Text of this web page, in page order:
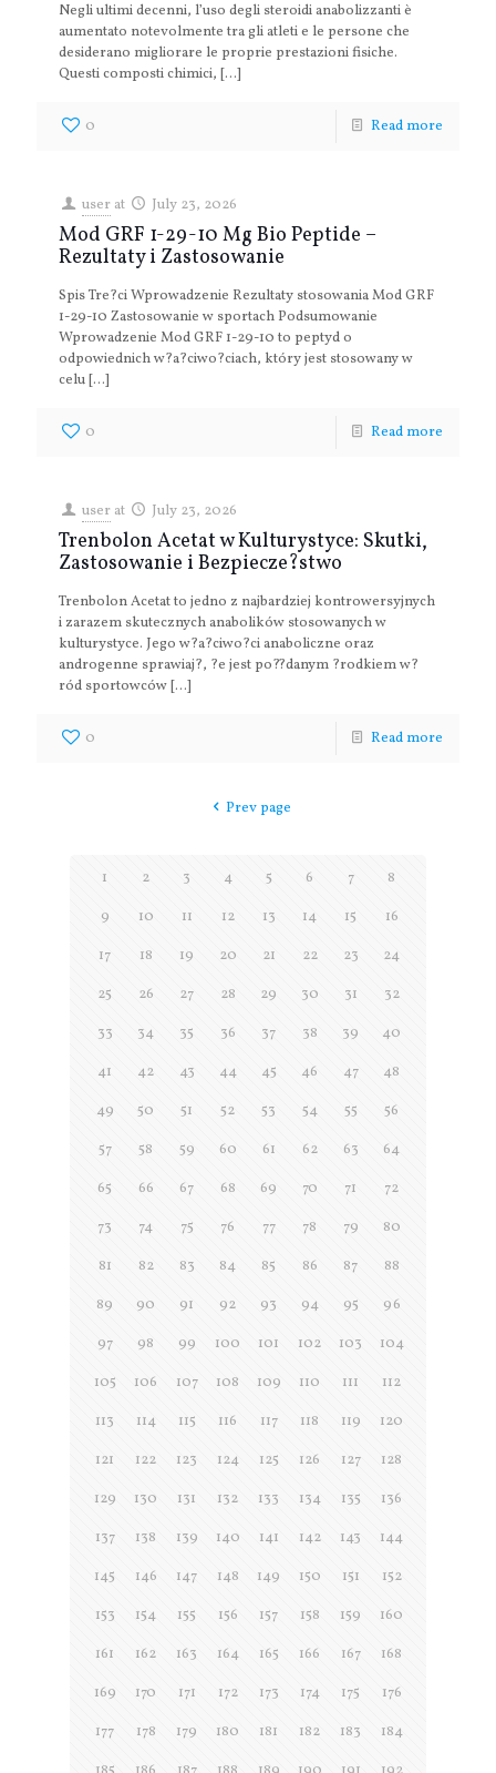
Negli ultimi decenni, l’uso degli steroidi anabolizzanti è
aumentato notevolmente tra gli atleti e le persone che
desiderano migliorare le proprie prestazioni fisiche.
Questi composti chimici, […]
0 Read more
user at July 23, 2026
Mod GRF 1-29-10 Mg Bio Peptide –
Rezultaty i Zastosowanie
Spis Tre?ci Wprowadzenie Rezultaty stosowania Mod GRF
1-29-10 Zastosowanie w sportach Podsumowanie
Wprowadzenie Mod GRF 1-29-10 to peptyd o
odpowiednich w?a?ciwo?ciach, który jest stosowany w
celu[…]
0 Read more
user at July 23, 2026
Trenbolon Acetat w Kulturystyce: Skutki,
Zastosowanie i Bezpiecze?stwo
Trenbolon Acetat to jedno z najbardziej kontrowersyjnych
i zarazem skutecznych anabolików stosowanych w
kulturystyce. Jego w?a?ciwo?ci anaboliczne oraz
androgenne sprawiaj?, ?e jest po??danym ?rodkiem w?
ród sportowców[…]
0 Read more
Prev page
1 2 3 4 5 6 7
8
9
10 11 12 13 14 15
16
17
18 19 20 21 22 23
24
25
26 27 28 29 30 31
32
33
34 35 36 37 38 39
40
41
42 43 44 45 46 47
48
49
50 51 52 53 54 55
56
57
58 59 60 61 62 63
64
65
66 67 68 69 70 71
72
73
74 75 76 77 78 79
80
81
82 83 84 85 86 87
88
89
90 91 92 93 94 95
96
97
98 99 100 101 102 103
104
105
106 107 108 109 110 111
112
113
114 115 116 117 118 119
120
121
122 123 124 125 126 127
128
129
130 131 132 133 134 135
136
137
138 139 140 141 142 143
144
145
146 147 148 149 150 151
152
153
154 155 156 157 158 159
160
161
162 163 164 165 166 167
168
169
170 171 172 173 174 175
176
177
178 179 180 181 182 183
184